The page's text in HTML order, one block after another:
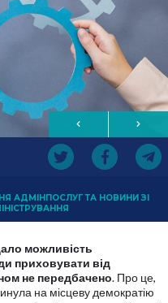
АДМІНПОСЛУГ ТА НОВИНИ ЗІ
можливість
приховувати від
не передбачено. Про це,
на місцеву демократію